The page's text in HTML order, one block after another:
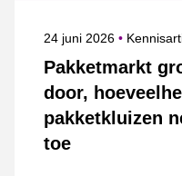
Pakketmarkt
door,
pakketkluizen
toe
Gepubliceerd op
24 juni 2026